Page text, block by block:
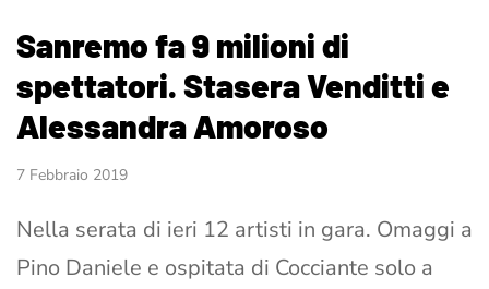
Sanremo fa 9 milioni di
spettatori. Stasera Venditti e
Alessandra Amoroso
7 Febbraio 2019
Nella serata di ieri 12 artisti in gara. Omaggi a
Pino Daniele e ospitata di Cocciante solo a